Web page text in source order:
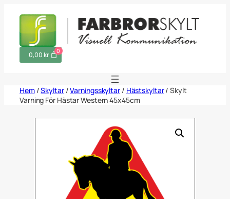
0
0,00 kr
Hem/Skyltar/Varningsskyltar/ Hästskyltar/ Skylt
Varning För Hästar Western 45x45cm